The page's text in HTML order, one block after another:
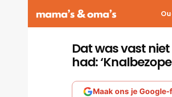
Dat was vast
had:
Maak ons je